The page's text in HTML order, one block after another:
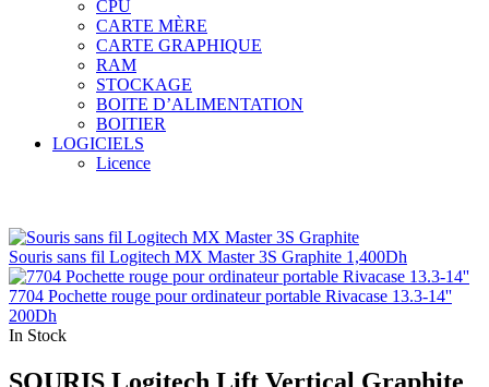
CPU
CARTE MÈRE
CARTE GRAPHIQUE
RAM
STOCKAGE
BOITE D’ALIMENTATION
BOITIER
LOGICIELS
Licence
Souris sans fil Logitech MX Master 3S Graphite 1,400Dh
7704 Pochette rouge pour ordinateur portable Rivacase 13.3-14''
200Dh
In Stock